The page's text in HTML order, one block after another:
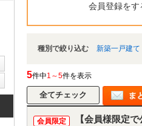
会員登録をす
種別で絞り込む 新築一戸建て
5件中1～5件を表示
会員限定 【会員様限定で